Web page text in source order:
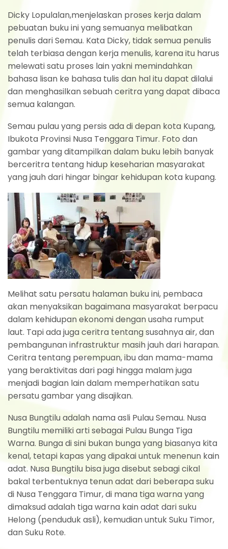
Dicky Lopulalan,menjelaskan proses kerja dalam
pebuatan buku ini yang semuanya melibatkan
penulis dari Semau. Kata Dicky, tidak semua penulis
telah terbiasa dengan kerja menulis, karena itu harus
melewati satu proses lain yakni memindahkan
bahasa lisan ke bahasa tulis dan hal itu dapat dilalui
dan menghasilkan sebuah ceritra yang dapat dibaca
semua kalangan.
Semau pulau yang persis ada di depan kota Kupang,
Ibukota Provinsi Nusa Tenggara Timur. Foto dan
gambar yang ditampilkan dalam buku lebih banyak
berceritra tentang hidup keseharian masyarakat
yang jauh dari hingar bingar kehidupan kota kupang.
Melihat satu persatu halaman buku ini, pembaca
akan menyaksikan bagaimana masyarakat berpacu
dalam kehidupan ekonomi dengan usaha rumput
laut. Tapi ada juga ceritra tentang susahnya air, dan
pembangunan infrastruktur masih jauh dari harapan.
Ceritra tentang perempuan, ibu dan mama-mama
yang beraktivitas dari pagi hingga malam juga
menjadi bagian lain dalam memperhatikan satu
persatu gambar yang disajikan.
Nusa Bungtilu adalah nama asli Pulau Semau. Nusa
Bungtilu memiliki arti sebagai Pulau Bunga Tiga
Warna. Bunga di sini bukan bunga yang biasanya kita
kenal, tetapi kapas yang dipakai untuk menenun kain
adat. Nusa Bungtilu bisa juga disebut sebagi cikal
bakal terbentuknya tenun adat dari beberapa suku
di Nusa Tenggara Timur, di mana tiga warna yang
dimaksud adalah tiga warna kain adat dari suku
Helong (penduduk asli), kemudian untuk Suku Timor,
dan Suku Rote.